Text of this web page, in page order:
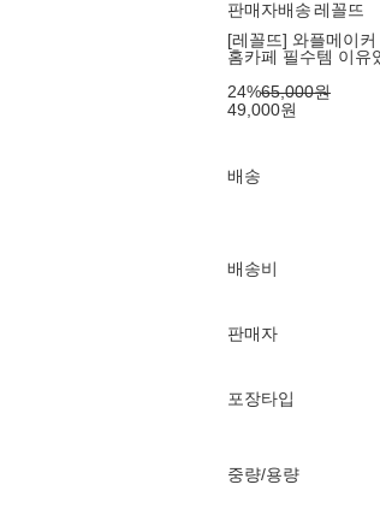
판매자배송레꼴뜨
[레꼴뜨] 와플메이커
홈카페 필수템 이유
24%65,000원
49,000원
배송
배송비
판매자
포장타입
중량/용량